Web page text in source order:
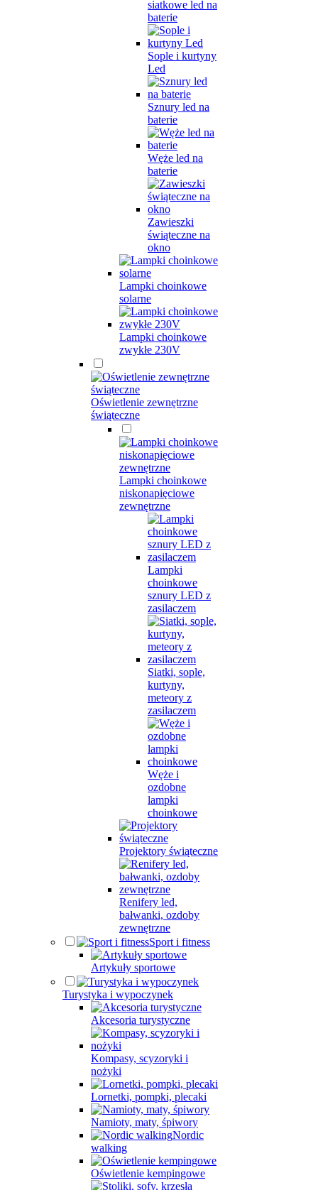
siatkowe led na
baterie
Sople i kurtyny
Led
Sznury led na
baterie
Węże led na
baterie
Zawieszki
świąteczne na
okno
Lampki choinkowe
solarne
Lampki choinkowe
zwykłe 230V
Oświetlenie zewnętrzne
świąteczne
Lampki choinkowe
niskonapięciowe
zewnętrzne
Lampki
choinkowe
sznury LED z
zasilaczem
Siatki, sople,
kurtyny,
meteory z
zasilaczem
Węże i
ozdobne
lampki
choinkowe
Projektory świąteczne
Renifery led,
bałwanki, ozdoby
zewnętrzne
Sport i fitness
Artykuły sportowe
Turystyka i wypoczynek
Akcesoria turystyczne
Kompasy, scyzoryki i
nożyki
Lornetki, pompki, plecaki
Namioty, maty, śpiwory
Nordic
walking
Oświetlenie kempingowe